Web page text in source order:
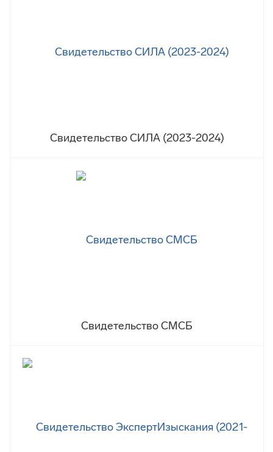
Свидетельство СИЛА (2023-2024)
Свидетельство СМСБ